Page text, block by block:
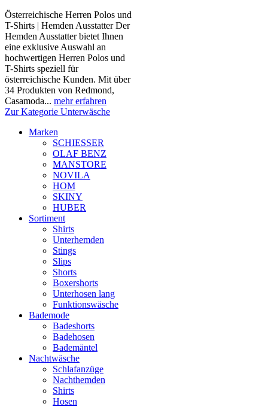
Österreichische Herren Polos und
T-Shirts | Hemden Ausstatter Der
Hemden Ausstatter bietet Ihnen
eine exklusive Auswahl an
hochwertigen Herren Polos und
T-Shirts speziell für
österreichische Kunden. Mit über
34 Produkten von Redmond,
Casamoda... mehr erfahren
Zur Kategorie Unterwäsche
Marken
SCHIESSER
OLAF BENZ
MANSTORE
NOVILA
HOM
SKINY
HUBER
Sortiment
Shirts
Unterhemden
Stings
Slips
Shorts
Boxershorts
Unterhosen lang
Funktionswäsche
Bademode
Badeshorts
Badehosen
Bademäntel
Nachtwäsche
Schlafanzüge
Nachthemden
Shirts
Hosen